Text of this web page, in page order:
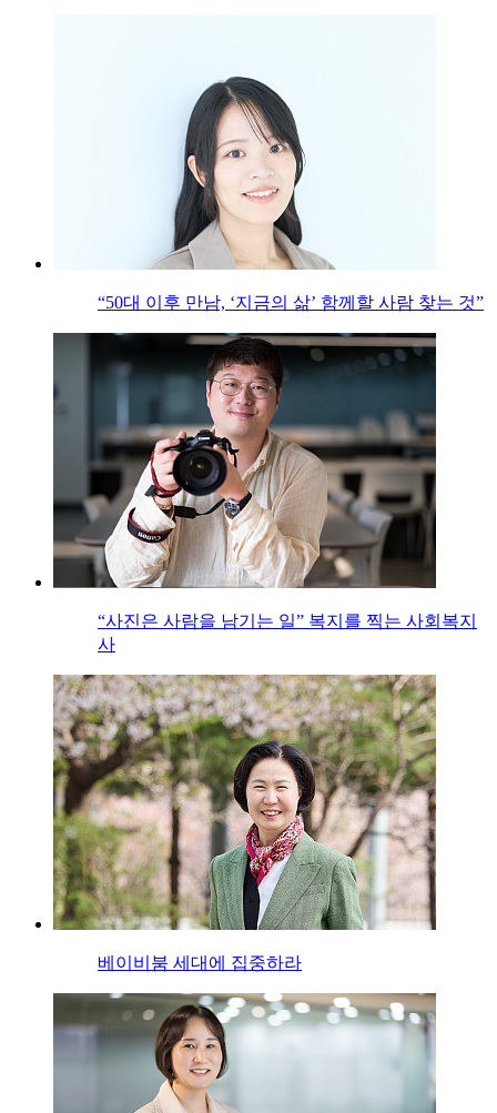
“50대 이후 만남, ‘지금의 삶’ 함께할 사람 찾는 것”
“사진은 사람을 남기는 일” 복지를 찍는 사회복지
사
베이비붐 세대에 집중하라